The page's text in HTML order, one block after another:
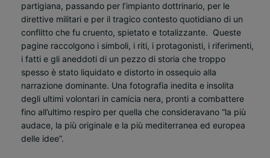
partigiana, passando per l’impianto dottrinario, per le
direttive militari e per il tragico contesto quotidiano di un
conflitto che fu cruento, spietato e totalizzante. Queste
pagine raccolgono i simboli, i riti, i protagonisti, i riferimenti,
i fatti e gli aneddoti di un pezzo di storia che troppo
spesso è stato liquidato e distorto in ossequio alla
narrazione dominante. Una fotografia inedita e insolita
degli ultimi volontari in camicia nera, pronti a combattere
fino all’ultimo respiro per quella che consideravano “la più
audace, la più originale e la più mediterranea ed europea
delle idee”.